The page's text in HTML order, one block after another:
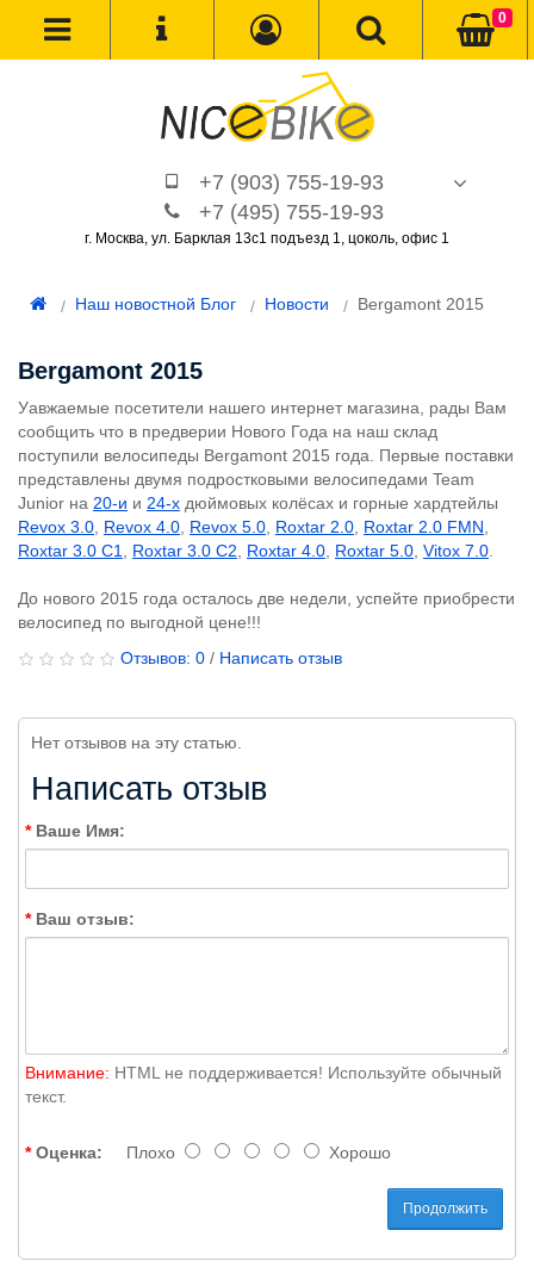
+7 (903) 755-19-93
+7 (495) 755-19-93
г. Москва, ул. Барклая 13с1 подъезд 1, цоколь, офис 1
0
Наш новостной Блог Новости Bergamont 2015
Bergamont 2015
Уавжаемые посетители нашего интернет магазина, рады Вам
сообщить что в предверии Нового Года на наш склад
поступили велосипеды Bergamont 2015 года. Первые поставки
представлены двумя подростковыми велосипедами Team
Junior на 20-и и 24-х дюймовых колёсах и горные хардтейлы
Revox 3.0, Revox 4.0, Revox 5.0, Roxtar 2.0, Roxtar 2.0 FMN,
Roxtar 3.0 C1, Roxtar 3.0 C2, Roxtar 4.0, Roxtar 5.0, Vitox 7.0.
До нового 2015 года осталось две недели, успейте приобрести
велосипед по выгодной цене!!!
Отзывов: 0/ Написать отзыв
Нет отзывов на эту статью.
Написать отзыв
Ваше Имя:
Ваш отзыв:
Внимание: HTML не поддерживается! Используйте обычный
текст.
Оценка: Плохо Хорошо
Продолжить